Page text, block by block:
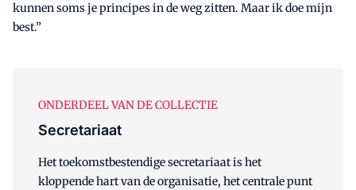
kunnen soms je principes in de weg zitten. Maar ik doe mijn
best.”
ONDERDEEL VAN DE COLLECTIE
Secretariaat
Het toekomstbestendige secretariaat is het
kloppende hart van de organisatie, het centrale punt